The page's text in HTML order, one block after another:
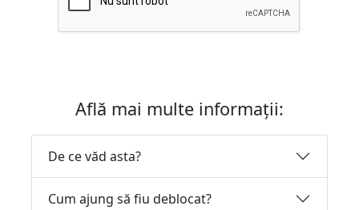
Află mai multe informații:
De ce văd asta?
Cum ajung să fiu deblocat?